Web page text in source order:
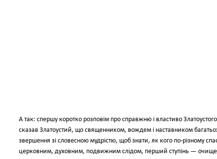
А так: спершу коротко розповім про справжню і властиво
сказав Златоустий, що священником, вождем і наставником
звершення зі словесною мудрістю, щоб знати, як кого по-різному
церковним, духовним, подвижним слідом, перший ступінь —